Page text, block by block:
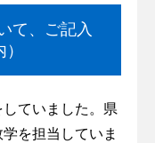
て、ご記入
ていました。県
を担当していま